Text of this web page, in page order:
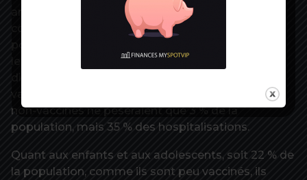
ans, 90 % au-delà. Un pic d’hospitalisations
comparable à celui de la deuxième vague est
levées, mais il sera également beaucoup moins
vaccination, estiment les chercheurs. Les seniors
non-vaccinés ne pèseraient que 3 % de la
population, mais 35 % des hospitalisations.
Quant aux enfants et aux adolescents, soit 22 % de
la population, comme ils sont peu vaccinés, ils